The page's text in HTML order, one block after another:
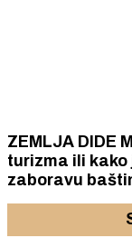
ZEMLJA DIDE
turizma ili kako je don Stipe Perkov
zaboravu